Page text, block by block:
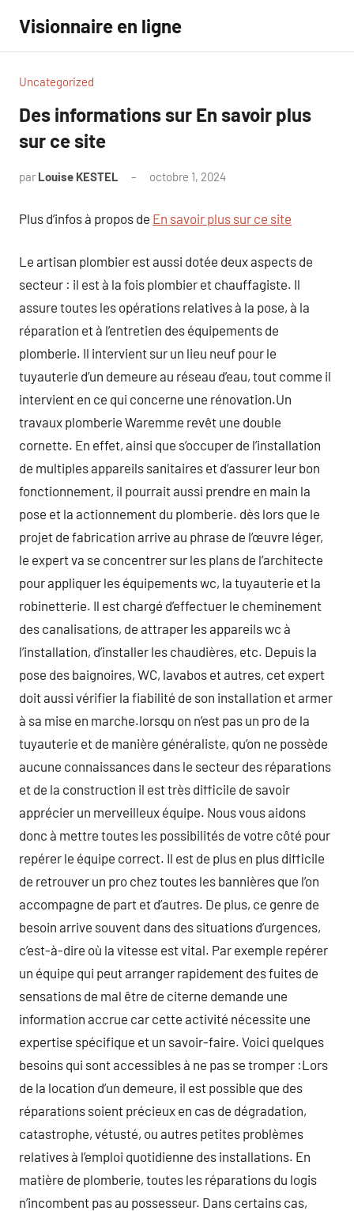
contenu
Visionnaire en ligne
Uncategorized
Des informations sur En savoir plus
sur ce site
par Louise KESTEL octobre 1, 2024
Plus d’infos à propos de En savoir plus sur ce site
Le artisan plombier est aussi dotée deux aspects de
secteur : il est à la fois plombier et chauffagiste. Il
assure toutes les opérations relatives à la pose, à la
réparation et à l’entretien des équipements de
plomberie. Il intervient sur un lieu neuf pour le
tuyauterie d’un demeure au réseau d’eau, tout comme il
intervient en ce qui concerne une rénovation.Un
travaux plomberie Waremme revêt une double
cornette. En effet, ainsi que s’occuper de l’installation
de multiples appareils sanitaires et d’assurer leur bon
fonctionnement, il pourrait aussi prendre en main la
pose et la actionnement du plomberie. dès lors que le
projet de fabrication arrive au phrase de l’œuvre léger,
le expert va se concentrer sur les plans de l’architecte
pour appliquer les équipements wc, la tuyauterie et la
robinetterie. Il est chargé d’effectuer le cheminement
des canalisations, de attraper les appareils wc à
l’installation, d’installer les chaudières, etc. Depuis la
pose des baignoires, WC, lavabos et autres, cet expert
doit aussi vérifier la fiabilité de son installation et armer
à sa mise en marche.lorsqu on n’est pas un pro de la
tuyauterie et de manière généraliste, qu’on ne possède
aucune connaissances dans le secteur des réparations
et de la construction il est très difficile de savoir
apprécier un merveilleux équipe. Nous vous aidons
donc à mettre toutes les possibilités de votre côté pour
repérer le équipe correct. Il est de plus en plus difficile
de retrouver un pro chez toutes les bannières que l’on
accompagne de part et d’autres. De plus, ce genre de
besoin arrive souvent dans des situations d’urgences,
c’est-à-dire où la vitesse est vital. Par exemple repérer
un équipe qui peut arranger rapidement des fuites de
sensations de mal être de citerne demande une
information accrue car cette activité nécessite une
expertise spécifique et un savoir-faire. Voici quelques
besoins qui sont accessibles à ne pas se tromper :Lors
de la location d’un demeure, il est possible que des
réparations soient précieux en cas de dégradation,
catastrophe, vétusté, ou autres petites problèmes
relatives à l’emploi quotidienne des installations. En
matière de plomberie, toutes les réparations du logis
n’incombent pas au possesseur. Dans certains cas,